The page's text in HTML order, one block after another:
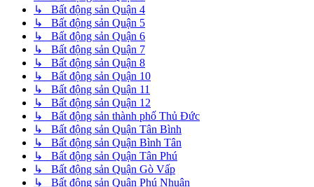
↳ Bất động sản Quận 4
↳ Bất động sản Quận 5
↳ Bất động sản Quận 6
↳ Bất động sản Quận 7
↳ Bất động sản Quận 8
↳ Bất động sản Quận 10
↳ Bất động sản Quận 11
↳ Bất động sản Quận 12
↳ Bất động sản thành phố Thủ Đức
↳ Bất động sản Quận Tân Bình
↳ Bất động sản Quận Bình Tân
↳ Bất động sản Quận Tân Phú
↳ Bất động sản Quận Gò Vấp
↳ Bất động sản Quận Phú Nhuận